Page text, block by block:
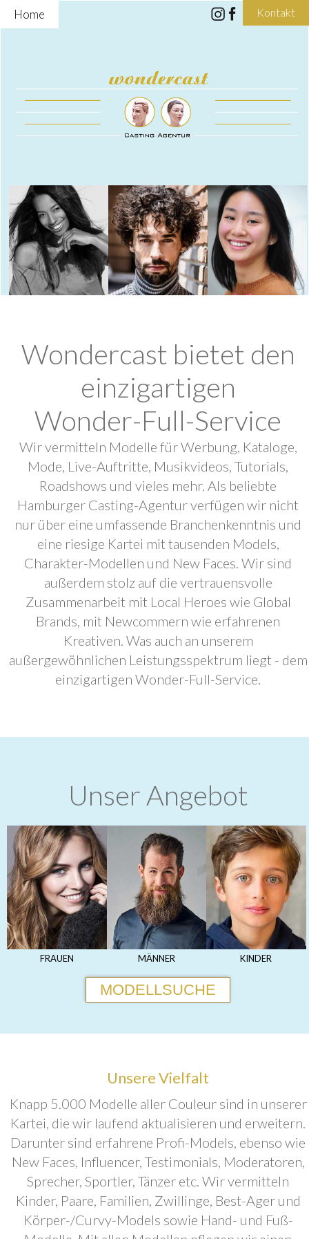
Home Kontakt
Wondercast bietet den
einzigartigen
Wonder-Full-Service
Wir vermitteln Modelle für Werbung, Kataloge,
Mode, Live-Auftritte, Musikvideos, Tutorials,
Roadshows und vieles mehr. Als beliebte
Hamburger Casting-Agentur verfügen wir nicht
nur über eine umfassende Branchenkenntnis und
eine riesige Kartei mit tausenden Models,
Charakter-Modellen und New Faces. Wir sind
außerdem stolz auf die vertrauensvolle
Zusammenarbeit mit Local Heroes wie Global
Brands, mit Newcommern wie erfahrenen
Kreativen. Was auch an unserem
außergewöhnlichen Leistungsspektrum liegt - dem
einzigartigen Wonder-Full-Service.
Unser Angebot
FRAUEN MÄNNER KINDER
MODELLSUCHE
Unsere Vielfalt
Knapp 5.000 Modelle aller Couleur sind in unserer
Kartei, die wir laufend aktualisieren und erweitern.
Darunter sind erfahrene Profi-Models, ebenso wie
New Faces, Influencer, Testimonials, Moderatoren,
Sprecher, Sportler, Tänzer etc. Wir vermitteln
Kinder, Paare, Familien, Zwillinge, Best-Ager und
Körper-/Curvy-Models sowie Hand- und Fuß-